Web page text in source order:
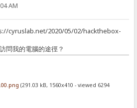
AM
cyruslab.net/2020/05/02/hackthebox-
問我的電腦的途徑？
(291.03 kB, 1560x410 - viewed 6294